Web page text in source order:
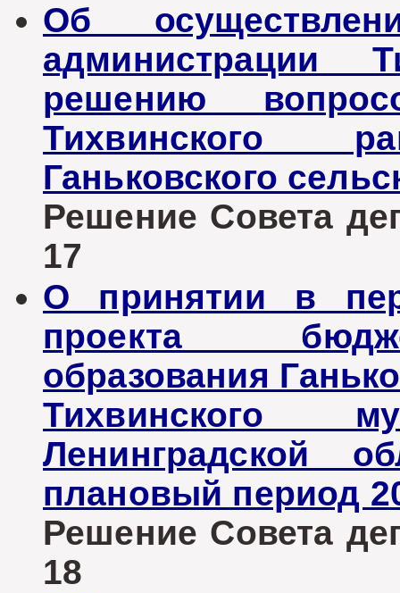
Об
администрации
решению
Тихвинского
Ганьковского
Решение Совета
17
О принятии в
проекта
образования
Тихвинского
Ленинградской
плановый период
Решение Совета
18